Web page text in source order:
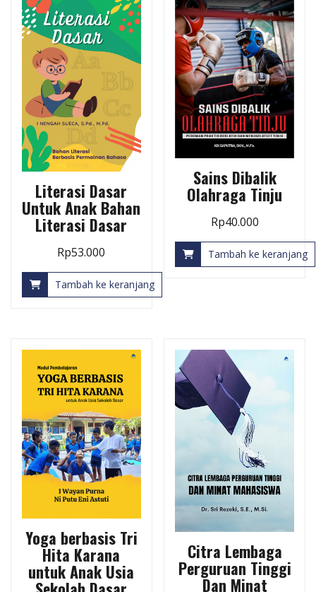
Literasi Dasar
Untuk Anak Bahan
Literasi Dasar
Rp53.000
Tambah ke keranjang
Sains Dibalik
Olahraga Tinju
Rp40.000
Tambah ke keranjang
Yoga berbasis Tri
Hita Karana
untuk Anak Usia
Citra Lembaga
Perguruan Tinggi
Dan Minat